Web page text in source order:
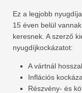
Ez a legjobb
15 éven belül
keresnek. A szerző
nyugdíjkockázatot:
A vártnál
Inflációs
Részvény- és